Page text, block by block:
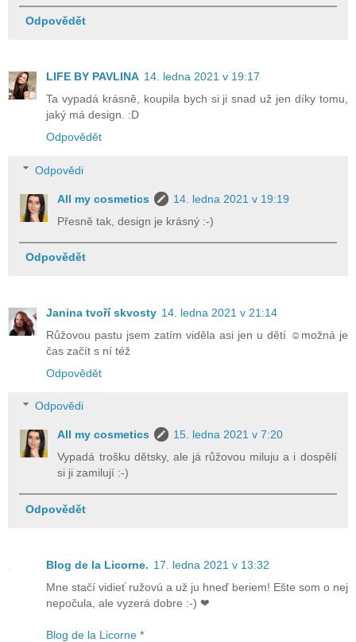
Odpovědět
LIFE BY PAVLINA 14. ledna 2021 v 19:17
Ta vypadá krásně, koupila bych si ji snad už jen díky tomu,
jaký má design. :D
Odpovědět
Odpovědi
All my cosmetics
14. ledna 2021 v 19:19
Přesně tak, design je krásný :-)
Odpovědět
Janina tvoří skvosty 14. ledna 2021 v 21:14
Růžovou pastu jsem zatím viděla asi jen u dětí ☺️možná je
čas začít s ní též
Odpovědět
Odpovědi
All my cosmetics
15. ledna 2021 v 7:20
Vypadá trošku dětsky, ale já růžovou miluju a i dospělí
si ji zamilují :-)
Odpovědět
Blog de la Licorne. 17. ledna 2021 v 13:32
Mne stačí vidieť ružovú a už ju hneď beriem! Ešte som o nej
nepočula, ale vyzerá dobre :-) ❤
Blog de la Licorne *